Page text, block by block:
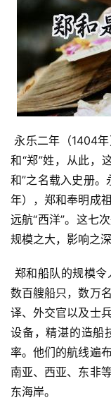
永乐二年（1404年），朱棣正式登基为明成祖，并御赐郑
和“郑”姓，从此，
和”之名载入史册
年），郑和奉明成
远航“西洋”。这七
规模之大，影响之
数百艘船只，数万
译、外交官以及士
设备，精湛的造船
率。他们的航线遍
南亚、西亚、东非
东海岸。